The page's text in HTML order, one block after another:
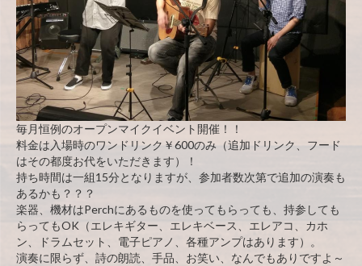
毎月恒例のオープンマイクイベント開催！！
料金は入場時のワンドリンク￥600のみ（追加ドリンク、フード
はその都度お代をいただきます）！
持ち時間は一組15分となりますが、参加者数次第で追加の演奏も
あるかも？？？
楽器、機材はPerchにあるものを使ってもらっても、持参しても
らってもOK（エレキギター、エレキベース、エレアコ、カホ
ン、ドラムセット、電子ピアノ、各種アンプはあります）。
演奏に限らず、詩の朗読、手品、お笑い、なんでもありですよ～